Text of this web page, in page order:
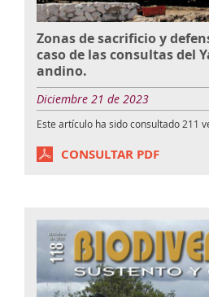
Zonas de sacrificio y
caso de las consultas del
andino.
Diciembre 21 de 2023
Este artículo ha sido consultado 211
CONSULTAR PDF